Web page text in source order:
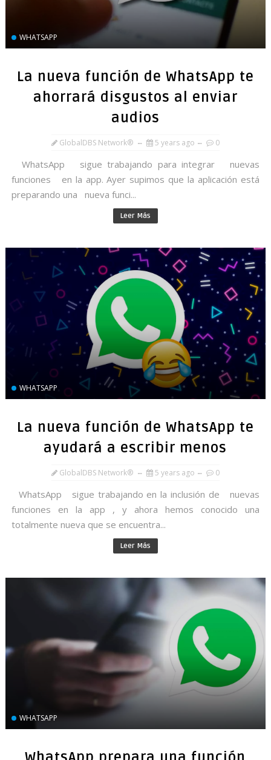
WHATSAPP
La nueva función de WhatsApp te
ahorrará disgustos al enviar
audios
GlobalDBS Network® 5 years ago 0
WhatsApp sigue trabajando para integrar nuevas
funciones en la app. Ayer supimos que la aplicación está
preparando una nueva funci...
Leer Más
WHATSAPP
La nueva función de WhatsApp te
ayudará a escribir menos
GlobalDBS Network® 5 years ago 0
WhatsApp sigue trabajando en la inclusión de nuevas
funciones en la app , y ahora hemos conocido una
totalmente nueva que se encuentra...
Leer Más
WHATSAPP